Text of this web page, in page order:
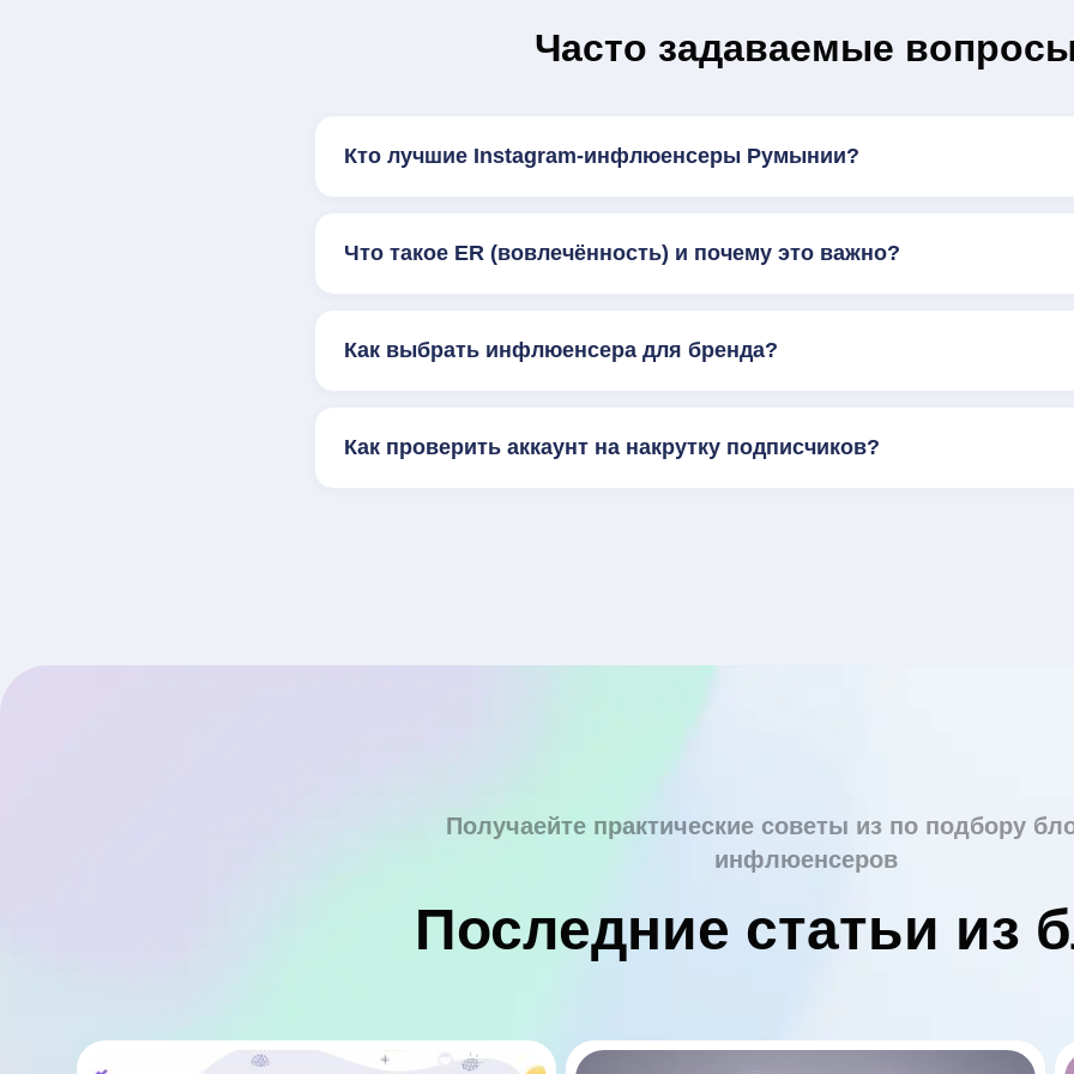
Часто задаваемые
Кто лучшие Instagram-инфлюенсеры Румынии?
Что такое ER (вовлечённость) и почему это важно?
Как выбрать инфлюенсера для бренда?
Как проверить аккаунт на накрутку подписчиков?
Получаейте практические советы из по подбору
инфлюенсеров
Последние статьи из